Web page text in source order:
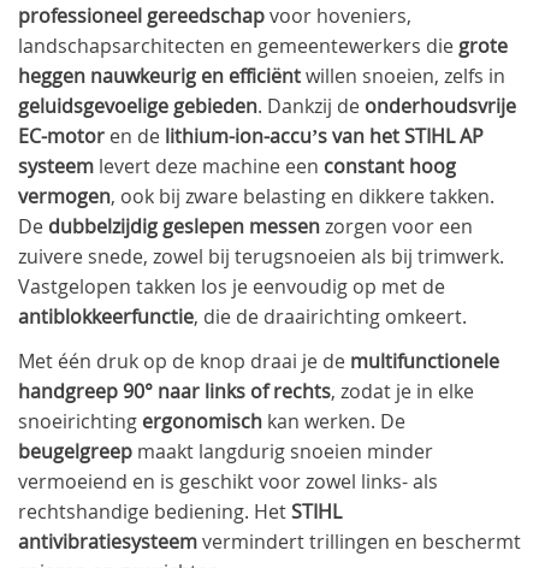
professioneel gereedschapvoor hoveniers,
landschapsarchitecten en gemeentewerkers die grote
heggen nauwkeurig en efficiëntwillen snoeien, zelfs in
geluidsgevoelige gebieden. Dankzij de onderhoudsvrije
EC-motor en de lithium-ion-accu’s van het STIHL AP
systeem levert deze machine een constant hoog
vermogen, ook bij zware belasting en dikkere takken.
De dubbelzijdig geslepen messenzorgen voor een
zuivere snede, zowel bij terugsnoeien als bij trimwerk.
Vastgelopen takken los je eenvoudig op met de
antiblokkeerfunctie, die de draairichting omkeert.
Met één druk op de knop draai je de multifunctionele
handgreep90° naar links of rechts, zodat je in elke
snoeirichting ergonomisch kan werken. De
beugelgreep maakt langdurig snoeien minder
vermoeiend en is geschikt voor zowel links- als
rechtshandige bediening. HetSTIHL
antivibratiesysteemvermindert trillingen en beschermt